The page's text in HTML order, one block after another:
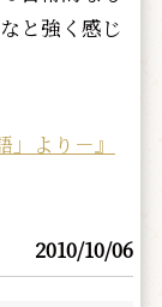
と強く感じ
より－』
2010/10/06